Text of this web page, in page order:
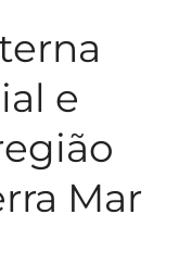
e
Mar